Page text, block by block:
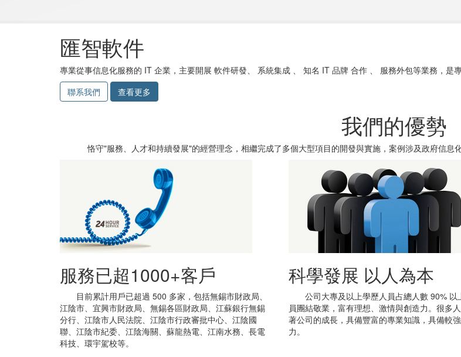
匯智軟件
專業從事信息化服務的 IT 企業，主要開展 軟件研發、 系統集成 、 知名 IT 品牌 合作 、 服務外包等業務，是
聯系我們
查看更多
我們的優勢
恪守"服務、人才和持續發展"的經營理念，相繼完成了多個大型項目的開發與實施，案例涉及政府信
服務已超1000+客戶
目前累計用戶已超過 500 多家，包括無錫市財政局、
江陰市、宜興市財政局、無錫各區財政局、江蘇銀行無錫
分行、江陰市人民法院、江陰市行政審批中心、江陰國
聯、江陰市紀委、江陰海關、蘇龍熱電、江南水務、長電
科技、環宇駕校等。
科學發展 以人為本
公司大專及以上學歷人員占總人數 90% 以
員團結敬業，富有理想、激情與創造力。很多
著公司的成長，具備豐富的專業知識，具備較
力。